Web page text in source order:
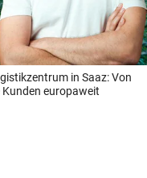
in Saaz: Von
europaweit